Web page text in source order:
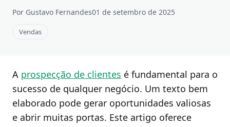
Por Gustavo Fernandes01 de setembro de 2025
Vendas
A prospecção de clientes é fundamental para o
sucesso de qualquer negócio. Um texto bem
elaborado pode gerar oportunidades valiosas
e abrir muitas portas. Este artigo oferece